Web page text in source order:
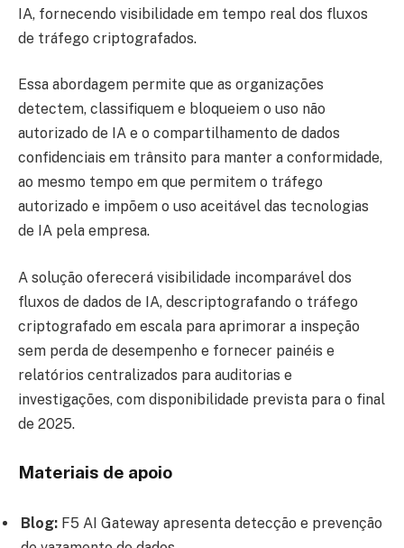
IA, fornecendo visibilidade em tempo real dos fluxos
de tráfego criptografados.
Essa abordagem permite que as organizações
detectem, classifiquem e bloqueiem o uso não
autorizado de IA e o compartilhamento de dados
confidenciais em trânsito para manter a conformidade,
ao mesmo tempo em que permitem o tráfego
autorizado e impõem o uso aceitável das tecnologias
de IA pela empresa.
A solução oferecerá visibilidade incomparável dos
fluxos de dados de IA, descriptografando o tráfego
criptografado em escala para aprimorar a inspeção
sem perda de desempenho e fornecer painéis e
relatórios centralizados para auditorias e
investigações, com disponibilidade prevista para o final
de 2025.
Materiais de apoio
Blog: F5 AI Gateway apresenta detecção e prevenção